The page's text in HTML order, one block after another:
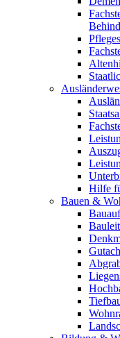
Hilfe
Bauen &